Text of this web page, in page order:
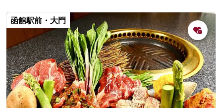
函館駅前・大門